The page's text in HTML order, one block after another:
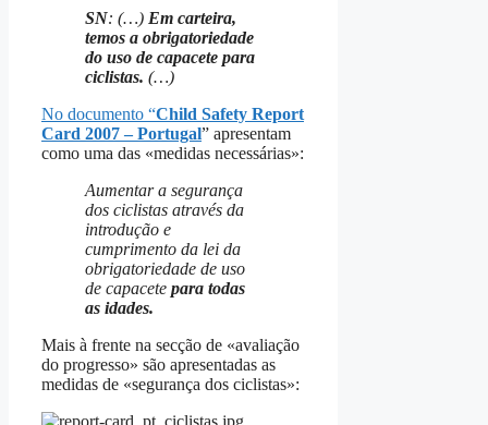
SN: (…) Em carteira,
temos a obrigatoriedade
do uso de capacete para
ciclistas. (…)
No documento “Child Safety Report
Card 2007 – Portugal” apresentam
como uma das «medidas necessárias»:
Aumentar a segurança
dos ciclistas através da
introdução e
cumprimento da lei da
obrigatoriedade de uso
de capacete para todas
as idades.
Mais à frente na secção de «avaliação
do progresso» são apresentadas as
medidas de «segurança dos ciclistas»: